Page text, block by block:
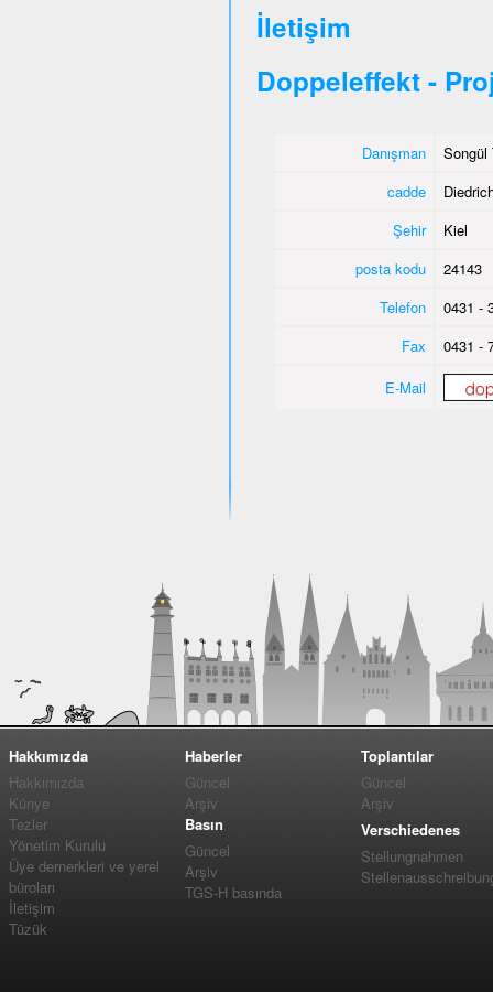
İletişim
Doppeleffekt -
Danışman
Songül
cadde
Şehir
Kiel
posta kodu
24143
Telefon
0431 -
Fax
0431 -
E-Mail
Hakkımızda
Hakkımızda
Künye
Tezler
Yönetim Kurulu
Üye dernerkleri ve yerel
büroları
İletişim
Tüzük
Haberler
Güncel
Arşiv
Basın
Güncel
Arşiv
TGS-H basında
Toplantılar
Güncel
Arşiv
Verschiedenes
Stellungnahmen